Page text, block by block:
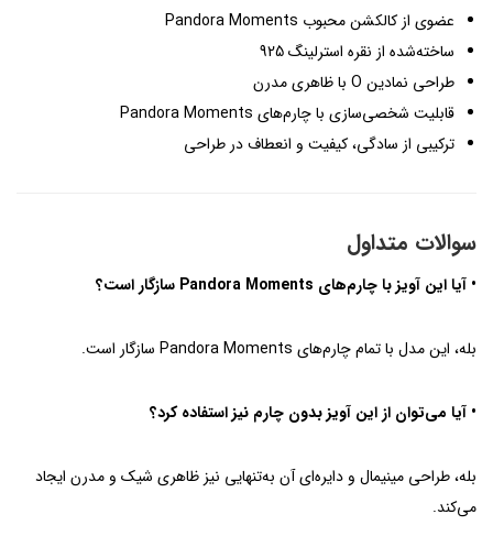
عضوی از کالکشن محبوب Pandora Moments
ساخته‌شده از نقره استرلینگ 925
طراحی نمادین O با ظاهری مدرن
قابلیت شخصی‌سازی با چارم‌های Pandora Moments
ترکیبی از سادگی، کیفیت و انعطاف در طراحی
سوالات متداول
• آیا این آویز با چارم‌های Pandora Moments سازگار است؟
بله، این مدل با تمام چارم‌های Pandora Moments سازگار است.
• آیا می‌توان از این آویز بدون چارم نیز استفاده کرد؟
بله، طراحی مینیمال و دایره‌ای آن به‌تنهایی نیز ظاهری شیک و مدرن ایجاد
می‌کند.